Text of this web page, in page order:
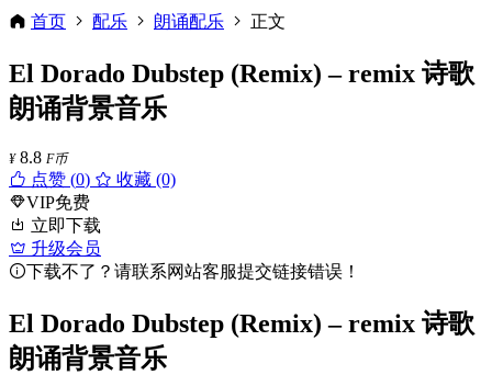
首页 配乐 朗诵配乐 正文
El Dorado Dubstep (Remix) – remix 诗歌
朗诵背景音乐
¥ 8.8 F币
点赞 (0)
收藏 (0)
VIP免费
立即下载
升级会员
下载不了？请联系网站客服提交链接错误！
El Dorado Dubstep (Remix) – remix 诗歌
朗诵背景音乐